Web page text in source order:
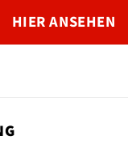
HIER ANSEHEN